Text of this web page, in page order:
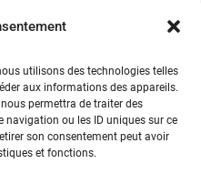
utilisons des technologies telles
aux informations des appareils.
permettra de traiter des
navigation ou les ID uniques sur ce
son consentement peut avoir
et fonctions.
et des Technologies